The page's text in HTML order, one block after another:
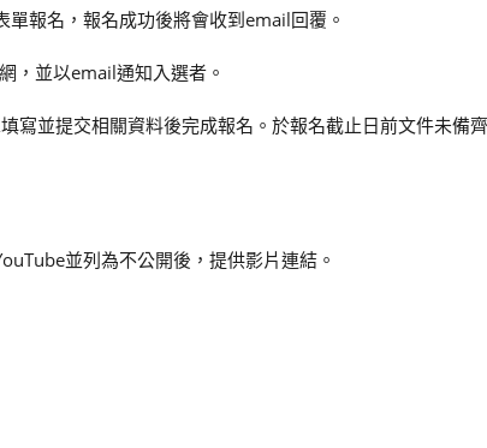
報名，報名成功後將會收到email回覆。
，並以email通知入選者。
寫並提交相關資料後完成報名。於報名截止日前文件未備
並列為不公開後，提供影片連結。